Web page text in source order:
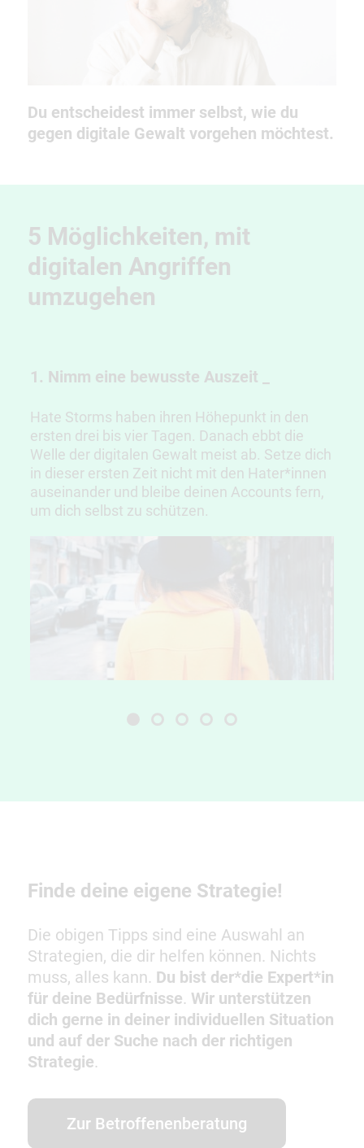
Du entscheidest immer selbst, wie du
gegen digitale Gewalt vorgehen möchtest.
5 Möglichkeiten, mit
digitalen Angriffen
umzugehen
1. Nimm eine bewusste Auszeit
Hate Storms haben ihren Höhepunkt in den
ersten drei bis vier Tagen. Danach ebbt die
Welle der digitalen Gewalt meist ab. Setze dich
in dieser ersten Zeit nicht mit den Hater*innen
auseinander und bleibe deinen Accounts fern,
um dich selbst zu schützen.
Finde deine eigene Strategie!
Die obigen Tipps sind eine Auswahl an
Strategien, die dir helfen können. Nichts
muss, alles kann. Du bist der*die Expert*in
für deine Bedürfnisse. Wir unterstützen
dich gerne in deiner individuellen Situation
und auf der Suche nach der richtigen
Strategie.
Zur Betroffenenberatung